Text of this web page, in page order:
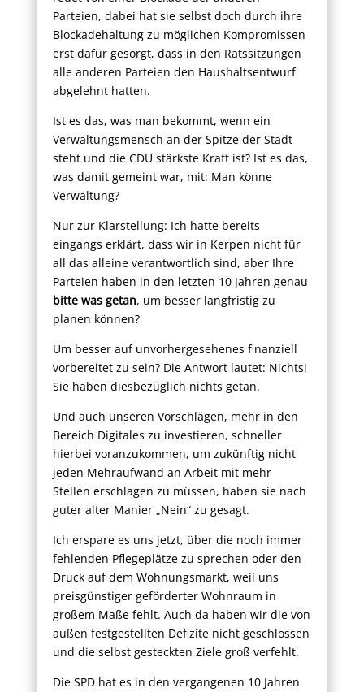
Parteien, dabei hat sie selbst doch durch ihre
Blockadehaltung zu möglichen Kompromissen
erst dafür gesorgt, dass in den Ratssitzungen
alle anderen Parteien den Haushaltsentwurf
abgelehnt hatten.
Ist es das, was man bekommt, wenn ein
Verwaltungsmensch an der Spitze der Stadt
steht und die CDU stärkste Kraft ist? Ist es das,
was damit gemeint war, mit: Man könne
Verwaltung?
Nur zur Klarstellung: Ich hatte bereits
eingangs erklärt, dass wir in Kerpen nicht für
all das alleine verantwortlich sind, aber Ihre
Parteien haben in den letzten 10 Jahren genau
bitte was getan, um besser langfristig zu
planen können?
Um besser auf unvorhergesehenes finanziell
vorbereitet zu sein? Die Antwort lautet: Nichts!
Sie haben diesbezüglich nichts getan.
Und auch unseren Vorschlägen, mehr in den
Bereich Digitales zu investieren, schneller
hierbei voranzukommen, um zukünftig nicht
jeden Mehraufwand an Arbeit mit mehr
Stellen erschlagen zu müssen, haben sie nach
guter alter Manier „Nein“ zu gesagt.
Ich erspare es uns jetzt, über die noch immer
fehlenden Pflegeplätze zu sprechen oder den
Druck auf dem Wohnungsmarkt, weil uns
preisgünstiger geförderter Wohnraum in
großem Maße fehlt. Auch da haben wir die von
außen festgestellten Defizite nicht geschlossen
und die selbst gesteckten Ziele groß verfehlt.
Die SPD hat es in den vergangenen 10 Jahren